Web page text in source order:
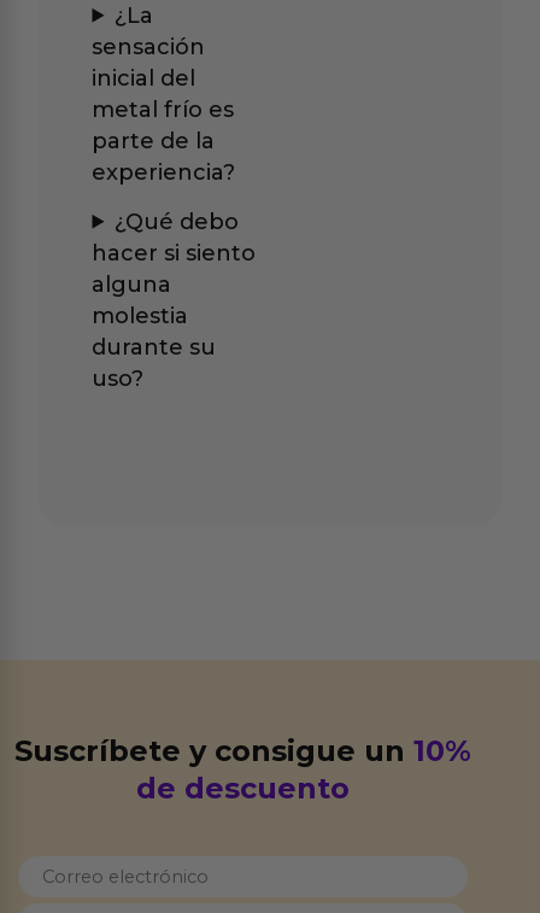
¿La
sensación
inicial del
metal frío es
parte de la
experiencia?
¿Qué debo
hacer si siento
alguna
molestia
durante su
uso?
Suscríbete y consigue un10%
de descuento